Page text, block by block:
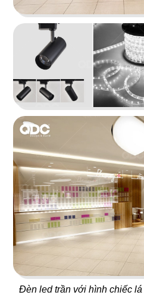
Đèn led trần với hình chiếc
17
5 SAO
Nhà hàng Việt
19
T COFFEE
Cafe
21
HIKARI
Nhà hàng Nhật